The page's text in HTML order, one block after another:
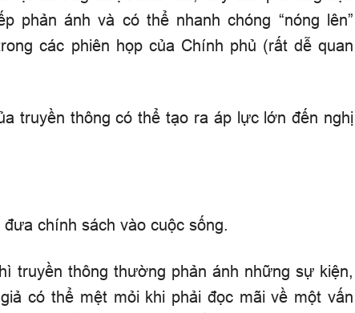
phản ánh và có thể nhanh chóng “nóng lên”
các phiên họp của Chính phủ (rất dễ quan
truyền thông có thể tạo ra áp lực lớn đến nghị
đưa chính sách vào cuộc sống.
truyền thông thường phản ánh những sự kiện,
có thể mệt mỏi khi phải đọc mãi về một vấn